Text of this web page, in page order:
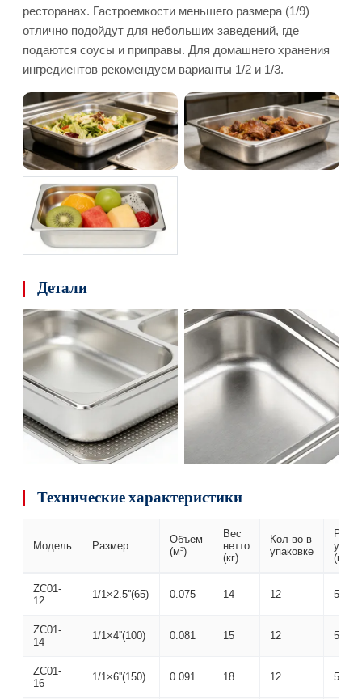
ресторанах. Гастроемкости меньшего размера (1/9)
отлично подойдут для небольших заведений, где
подаются соусы и приправы. Для домашнего хранения
ингредиентов рекомендуем варианты 1/2 и 1/3.
Детали
Технические характеристики
Модель Размер
Объем
(м³)
Вес
нетто
(кг)
Кол-во в
упаковке
(мм)
ZC01-
12
1/1×2.5''(65) 0.075 14 12
ZC01-
14
1/1×4''(100) 0.081 15 12
ZC01-
16
1/1×6''(150) 0.091 18 12